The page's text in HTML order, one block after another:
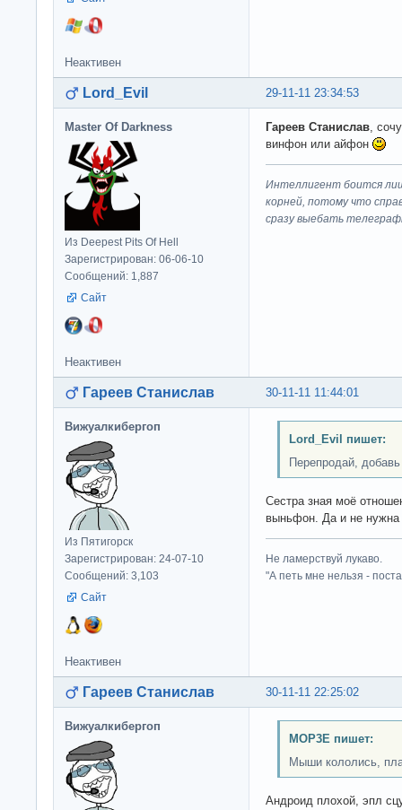
Неактивен
29-11-11 23:34:53
Lord_Evil
Master Of Darkness
Из Deepest Pits Of Hell
Зарегистрирован: 06-06-10
Сообщений: 1,887
Сайт
Гареев Станислав,
винфон или айфон
Интеллигент боится
корней, потому что
сразу выeбaть
Неактивен
30-11-11 11:44:01
Гареев Станислав
Вижуалкибергоп
Из Пятигорск
Зарегистрирован: 24-07-10
Сообщений: 3,103
Сайт
Lord_Evil пишет:
Перепродай,
Сестра зная моё
выньфон. Да и не нужна
Не ламерствуй лукаво.
"А петь мне нельзя -
Неактивен
30-11-11 22:25:02
Гареев Станислав
Вижуалкибергоп
MOP3E пишет:
Мыши кололись,
Андроид плохой, эпл